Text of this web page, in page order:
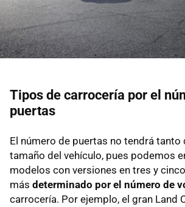
Tipos de carrocería por el
puertas
El número de puertas no tendrá tanto
tamaño del vehículo, pues podemos
modelos con versiones en tres y
más determinado por el número de
carrocería. Por ejemplo, el gran Land